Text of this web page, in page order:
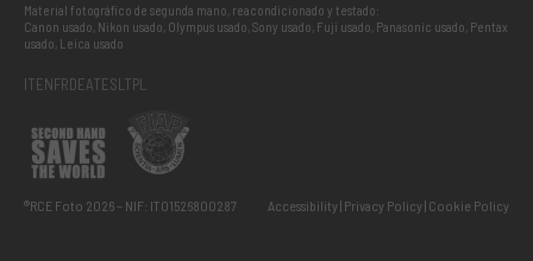
Material fotográfico de segunda mano, reacondicionado y testado:
Canon usado, Nikon usado, Olympus usado,Sony usado, Fuji usado, Panasonic usado, Pentax
usado, Leica usado
ITENFRDEATESLTPL
®RCE Foto 2026 – NIF: IT01526800287 Accessibility Privacy Policy Cookie Policy